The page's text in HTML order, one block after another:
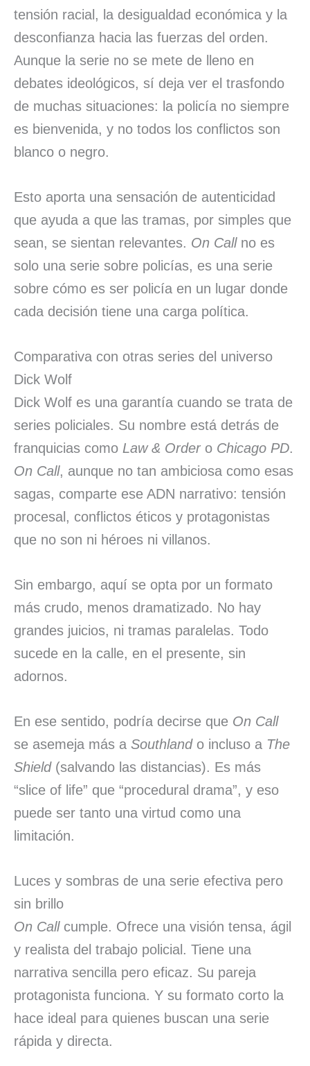
tensión racial, la desigualdad económica y la
desconfianza hacia las fuerzas del orden.
Aunque la serie no se mete de lleno en
debates ideológicos, sí deja ver el trasfondo
de muchas situaciones: la policía no siempre
es bienvenida, y no todos los conflictos son
blanco o negro.
Esto aporta una sensación de autenticidad
que ayuda a que las tramas, por simples que
sean, se sientan relevantes. On Callno es
solo una serie sobre policías, es una serie
sobre cómo es ser policía en un lugar donde
cada decisión tiene una carga política.
Comparativa con otras series del universo
Dick Wolf
Dick Wolf es una garantía cuando se trata de
series policiales. Su nombre está detrás de
franquicias como Law & Ordero Chicago PD.
On Call, aunque no tan ambiciosa como esas
sagas, comparte ese ADN narrativo: tensión
procesal, conflictos éticos y protagonistas
que no son ni héroes ni villanos.
Sin embargo, aquí se opta por un formato
más crudo, menos dramatizado. No hay
grandes juicios, ni tramas paralelas. Todo
sucede en la calle, en el presente, sin
adornos.
En ese sentido, podría decirse que On Call
se asemeja más a Southlando incluso a The
Shield(salvando las distancias). Es más
“slice of life” que “procedural drama”, y eso
puede ser tanto una virtud como una
limitación.
Luces y sombras de una serie efectiva pero
sin brillo
On Callcumple. Ofrece una visión tensa, ágil
y realista del trabajo policial. Tiene una
narrativa sencilla pero eficaz. Su pareja
protagonista funciona. Y su formato corto la
hace ideal para quienes buscan una serie
rápida y directa.